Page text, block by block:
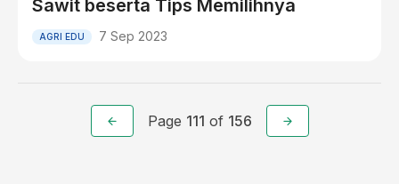
Sawit beserta Tips Memilihnya
AGRI EDU 7 Sep 2023
Page 111 of 156